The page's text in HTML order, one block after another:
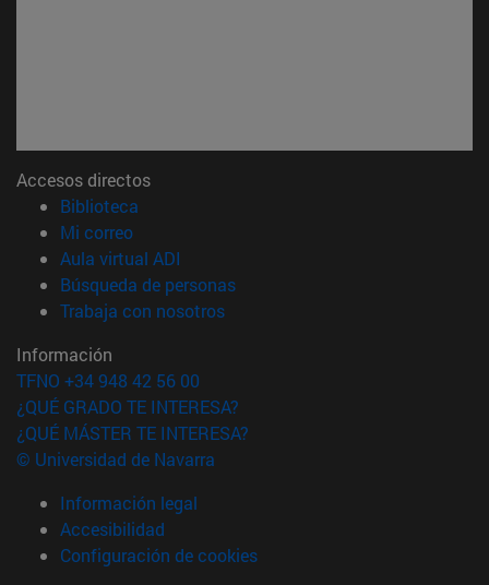
Accesos directos
Biblioteca
Mi correo(abre en nueva ventana)
Aula virtual ADI
Búsqueda de personas(abre en nueva ventana)
Trabaja con nosotros(abre en nueva ventana)
Información
TFNO +34 948 42 56 00
¿QUÉ GRADO TE INTERESA?
¿QUÉ MÁSTER TE INTERESA?
© Universidad de Navarra
Información legal
Accesibilidad
Configuración de cookies